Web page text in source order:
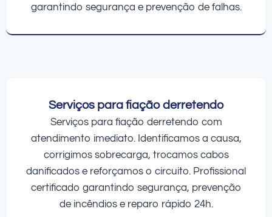
garantindo segurança e prevenção de falhas.
Serviços para fiação derretendo
Serviços para fiação derretendo com
atendimento imediato. Identificamos a causa,
corrigimos sobrecarga, trocamos cabos
danificados e reforçamos o circuito. Profissional
certificado garantindo segurança, prevenção
de incêndios e reparo rápido 24h.